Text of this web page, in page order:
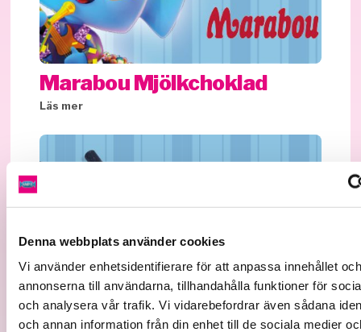
Denna webbplats använder cookies
Vi använder enhetsidentifierare för att anpassa innehållet och
annonserna till användarna, tillhandahålla funktioner för
och analysera vår trafik. Vi vidarebefordrar även sådana
och annan information från din enhet till de sociala medier
Marabou Mjölkchoklad
Läs mer